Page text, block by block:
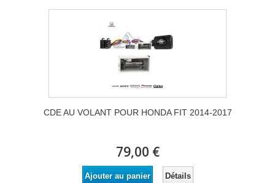
CDE AU VOLANT POUR HONDA FIT 2014-2017
79,00 €
Ajouter au panier Détails